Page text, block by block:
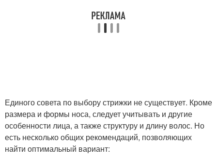
Единого совета по выбору стрижки не существует. Кроме
размера и формы носа, следует учитывать и другие
особенности лица, а также структуру и длину волос. Но
есть несколько общих рекомендаций, позволяющих
найти оптимальный вариант: